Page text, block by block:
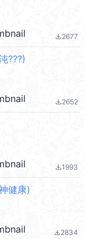
file_download2677
???)
file_download2652
file_download1993
健康)
file_download2834